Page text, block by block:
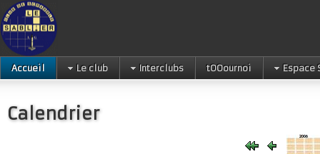
Accueil Le club Interclubs tOOournoi Espace
Calendrier